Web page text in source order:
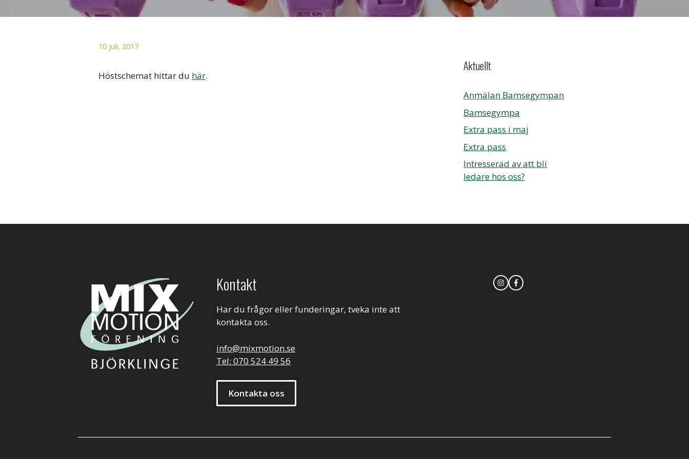
10 juli, 2017
Höstschemat hittar du här.
Aktuellt
Anmälan Bamsegympan
Bamsegympa
Extra pass i maj
Extra pass
Intresserad av att bli
ledare hos oss?
Kontakt
Har du frågor eller funderingar, tveka inte att
kontakta oss.
info@mixmotion.se
Tel: 070 524 49 56
Kontakta oss